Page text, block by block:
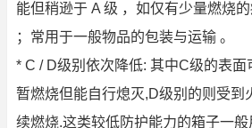
能但稍逊于 A 级 ，如仅有少量燃烧
；常用于一般物品的包装与运输 。
* C / D级别依次降低: 其中C级的表面
暂燃烧但能自行熄灭,D级别的则受到
续燃烧.这类较低防护能力的箱子一